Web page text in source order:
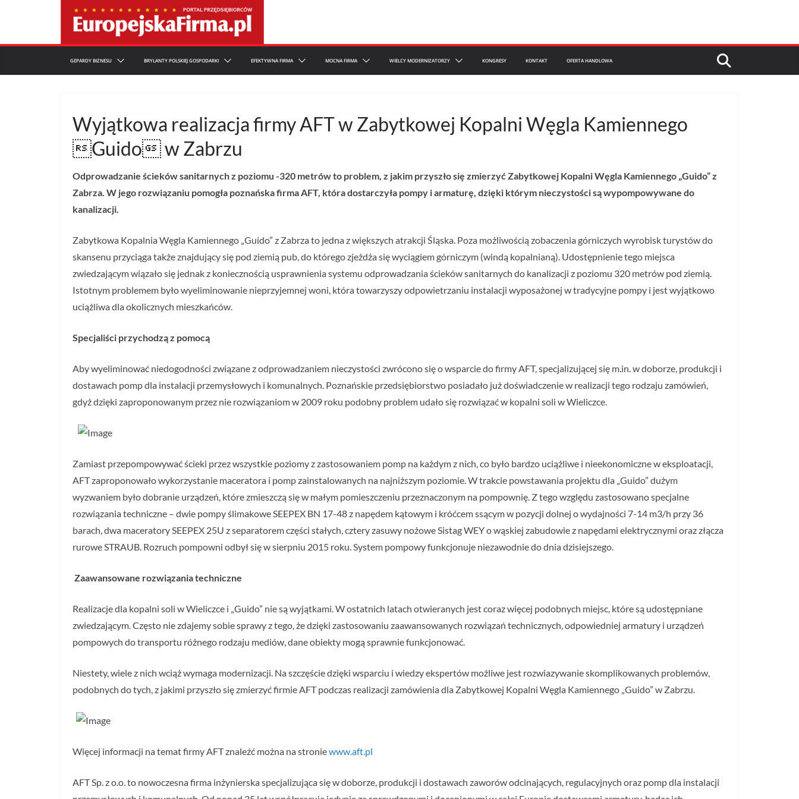
GEPARDY BIZNESU BRYLANTY POLSKIEJ GOSPODARKI EFEKTYWNA FIRMA MOCNA FIRMA WIELCY MODERNIZATORZY KONGRESY KONTAKT OFERTA HANDLOWA
Wyjątkowa realizacja firmy AFT w Zabytkowej Kopalni Węgla Kamiennego
Guido w Zabrzu
Odprowadzanie ścieków sanitarnych z poziomu -320 metrów to problem, z jakim przyszło się zmierzyć Zabytkowej Kopalni Węgla Kamiennego „Guido” z
Zabrza. W jego rozwiązaniu pomogła poznańska firma AFT, która dostarczyła pompy i armaturę, dzięki którym nieczystości są wypompowywane do
kanalizacji.
Zabytkowa Kopalnia Węgla Kamiennego „Guido” z Zabrza to jedna z większych atrakcji Śląska. Poza możliwością zobaczenia górniczych wyrobisk turystów do
skansenu przyciąga także znajdujący się pod ziemią pub, do którego zjeżdża się wyciągiem górniczym (windą kopalnianą). Udostępnienie tego miejsca
zwiedzającym wiązało się jednak z koniecznością usprawnienia systemu odprowadzania ścieków sanitarnych do kanalizacji z poziomu 320 metrów pod ziemią.
Istotnym problemem było wyeliminowanie nieprzyjemnej woni, która towarzyszy odpowietrzaniu instalacji wyposażonej w tradycyjne pompy i jest wyjątkowo
uciążliwa dla okolicznych mieszkańców.
Specjaliści przychodzą z pomocą
Aby wyeliminować niedogodności związane z odprowadzaniem nieczystości zwrócono się o wsparcie do firmy AFT, specjalizującej się m.in. w doborze, produkcji i
dostawach pomp dla instalacji przemysłowych i komunalnych. Poznańskie przedsiębiorstwo posiadało już doświadczenie w realizacji tego rodzaju zamówień,
gdyż dzięki zaproponowanym przez nie rozwiązaniom w 2009 roku podobny problem udało się rozwiązać w kopalni soli w Wieliczce.
Zamiast przepompowywać ścieki przez wszystkie poziomy z zastosowaniem pomp na każdym z nich, co było bardzo uciążliwe i nieekonomiczne w eksploatacji,
AFT zaproponowało wykorzystanie maceratora i pomp zainstalowanych na najniższym poziomie. W trakcie powstawania projektu dla „Guido” dużym
wyzwaniem było dobranie urządzeń, które zmieszczą się w małym pomieszczeniu przeznaczonym na pompownię. Z tego względu zastosowano specjalne
rozwiązania techniczne – dwie pompy ślimakowe SEEPEX BN 17-48 z napędem kątowym i króćcem ssącym w pozycji dolnej o wydajności 7-14 m3/h przy 36
barach, dwa maceratory SEEPEX 25U z separatorem części stałych, cztery zasuwy nożowe Sistag WEY o wąskiej zabudowie z napędami elektrycznymi oraz złącza
rurowe STRAUB. Rozruch pompowni odbył się w sierpniu 2015 roku. System pompowy funkcjonuje niezawodnie do dnia dzisiejszego.
Zaawansowane rozwiązania techniczne
Realizacje dla kopalni soli w Wieliczce i „Guido” nie są wyjątkami. W ostatnich latach otwieranych jest coraz więcej podobnych miejsc, które są udostępniane
zwiedzającym. Często nie zdajemy sobie sprawy z tego, że dzięki zastosowaniu zaawansowanych rozwiązań technicznych, odpowiedniej armatury i urządzeń
pompowych do transportu różnego rodzaju mediów, dane obiekty mogą sprawnie funkcjonować.
Niestety, wiele z nich wciąż wymaga modernizacji. Na szczęście dzięki wsparciu i wiedzy ekspertów możliwe jest rozwiazywanie skomplikowanych problemów,
podobnych do tych, z jakimi przyszło się zmierzyć firmie AFT podczas realizacji zamówienia dla Zabytkowej Kopalni Węgla Kamiennego „Guido” w Zabrzu.
Więcej informacji na temat firmy AFT znaleźć można na stroniewww.aft.pl
AFT Sp. z o.o. to nowoczesna firma inżynierska specjalizująca się w doborze, produkcji i dostawach zaworów odcinających, regulacyjnych oraz pomp dla instalacji